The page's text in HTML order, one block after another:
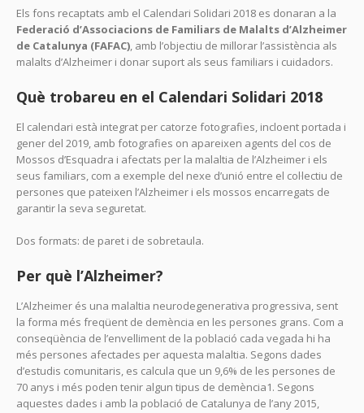
Els fons recaptats amb el Calendari Solidari 2018 es donaran a la
Federació d’Associacions de Familiars de Malalts d’Alzheimer
de Catalunya (FAFAC), amb l’objectiu de millorar l’assistència als
malalts d’Alzheimer i donar suport als seus familiars i cuidadors.
Què trobareu en el Calendari Solidari 2018
El calendari està integrat per catorze fotografies, incloent portada i
gener del 2019, amb fotografies on apareixen agents del cos de
Mossos d’Esquadra i afectats per la malaltia de l’Alzheimer i els
seus familiars, com a exemple del nexe d’unió entre el col·lectiu de
persones que pateixen l’Alzheimer i els mossos encarregats de
garantir la seva seguretat.
Dos formats: de paret i de sobretaula.
Per què l’Alzheimer?
L’Alzheimer és una malaltia neurodegenerativa progressiva, sent
la forma més freqüent de demència en les persones grans. Com a
conseqüència de l’envelliment de la població cada vegada hi ha
més persones afectades per aquesta malaltia. Segons dades
d’estudis comunitaris, es calcula que un 9,6% de les persones de
70 anys i més poden tenir algun tipus de demència1. Segons
aquestes dades i amb la població de Catalunya de l’any 2015,